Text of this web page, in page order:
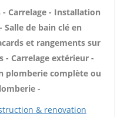
Carrelage - Installation
de bain clé en
et rangements sur
- Carrelage extérieur -
plomberie complète ou
-
& renovation